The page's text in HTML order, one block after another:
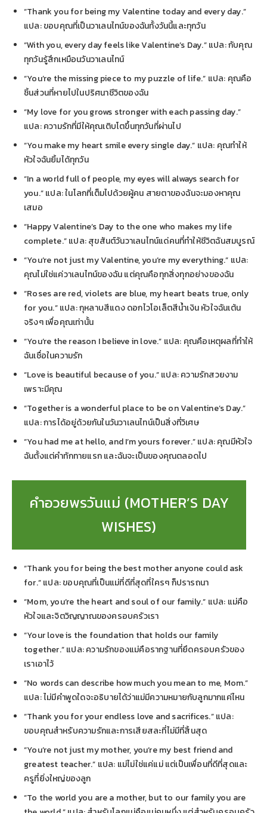
“Thank you for being my Valentine today and every day.”
แปล: ขอบคุณที่เป็นวาเลนไทน์ของฉันทั้งวันนี้และทุกวัน
“With you, every day feels like Valentine’s Day.” แปล: กับคุณ
ทุกวันรู้สึกเหมือนวันวาเลนไทน์
“You’re the missing piece to my puzzle of life.” แปล: คุณคือ
ชิ้นส่วนที่หายไปในปริศนาชีวิตของฉัน
“My love for you grows stronger with each passing day.”
แปล: ความรักที่มีให้คุณเติบโตขึ้นทุกวันที่ผ่านไป
“You make my heart smile every single day.” แปล: คุณทำให้
หัวใจฉันยิ้มได้ทุกวัน
“In a world full of people, my eyes will always search for
you.” แปล: ในโลกที่เต็มไปด้วยผู้คน สายตาของฉันจะมองหาคุณ
เสมอ
“Happy Valentine’s Day to the one who makes my life
complete.” แปล: สุขสันต์วันวาเลนไทน์แด่คนที่ทำให้ชีวิตฉันสมบูรณ์
“You’re not just my Valentine, you’re my everything.” แปล:
คุณไม่ใช่แค่วาเลนไทน์ของฉัน แต่คุณคือทุกสิ่งทุกอย่างของฉัน
“Roses are red, violets are blue, my heart beats true, only
for you.” แปล: กุหลาบสีแดง ดอกไวโอเล็ตสีน้ำเงิน หัวใจฉันเต้น
จริงๆ เพื่อคุณเท่านั้น
“You’re the reason I believe in love.” แปล: คุณคือเหตุผลที่ทำให้
ฉันเชื่อในความรัก
“Love is beautiful because of you.” แปล: ความรักสวยงาม
เพราะมีคุณ
“Together is a wonderful place to be on Valentine’s Day.”
แปล: การได้อยู่ด้วยกันในวันวาเลนไทน์เป็นสิ่งที่วิเศษ
“You had me at hello, and I’m yours forever.” แปล: คุณมีหัวใจ
ฉันตั้งแต่คำทักทายแรก และฉันจะเป็นของคุณตลอดไป
คำอวยพรวันแม่ (MOTHER’S DAY
WISHES)
“Thank you for being the best mother anyone could ask
for.” แปล: ขอบคุณที่เป็นแม่ที่ดีที่สุดที่ใครๆ ก็ปรารถนา
“Mom, you’re the heart and soul of our family.” แปล: แม่คือ
หัวใจและจิตวิญญาณของครอบครัวเรา
“Your love is the foundation that holds our family
together.” แปล: ความรักของแม่คือรากฐานที่ยึดครอบครัวของ
เราเอาไว้
“No words can describe how much you mean to me, Mom.”
แปล: ไม่มีคำพูดใดจะอธิบายได้ว่าแม่มีความหมายกับลูกมากแค่ไหน
“Thank you for your endless love and sacrifices.” แปล:
ขอบคุณสำหรับความรักและการเสียสละที่ไม่มีที่สิ้นสุด
“You’re not just my mother, you’re my best friend and
greatest teacher.” แปล: แม่ไม่ใช่แค่แม่ แต่เป็นเพื่อนที่ดีที่สุดและ
ครูที่ยิ่งใหญ่ของลูก
“To the world you are a mother, but to our family you are